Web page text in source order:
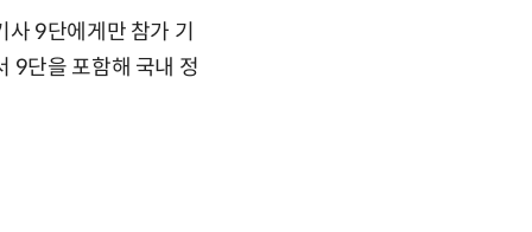
9단에게만 참가 기
9단을 포함해 국내 정